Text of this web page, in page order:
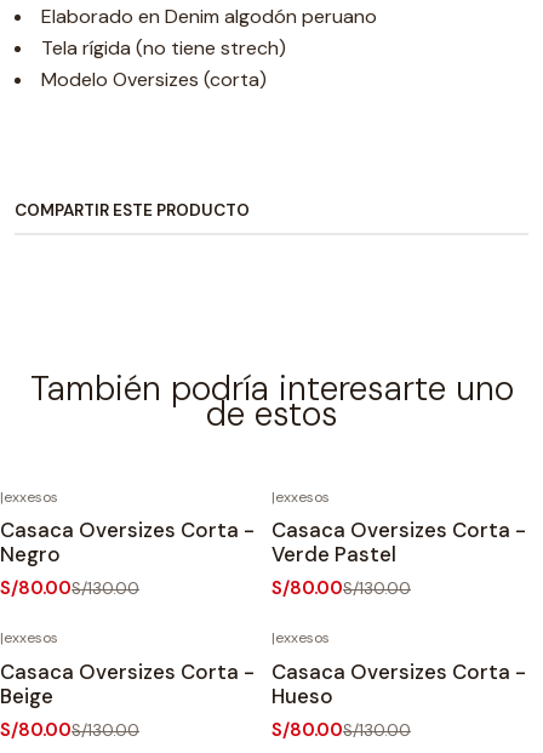
Elaborado en Denim algodón peruano
Tela rígida (no tiene strech)
Modelo Oversizes (corta)
COMPARTIR ESTE PRODUCTO
También podría interesarte uno
de estos
|exxesos
Casaca Oversizes Corta -
Negro
S/80.00S/130.00
|exxesos
Casaca Oversizes Corta -
Verde Pastel
S/80.00S/130.00
|exxesos
Casaca Oversizes Corta -
Beige
S/80.00S/130.00
|exxesos
Casaca Oversizes Corta -
Hueso
S/80.00S/130.00